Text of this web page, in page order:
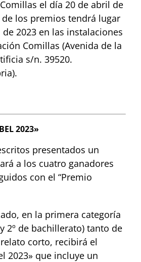
Comillas el día 20 de abril de
de los premios tendrá lugar
de 2023 en las instalaciones
Comillas (Avenida de la
s/n. 39520.
2023»
presentados un
a los cuatro ganadores
con el “Premio
en la primera categoría
y 2º de bachillerato) tanto de
corto, recibirá el
2023» que incluye un